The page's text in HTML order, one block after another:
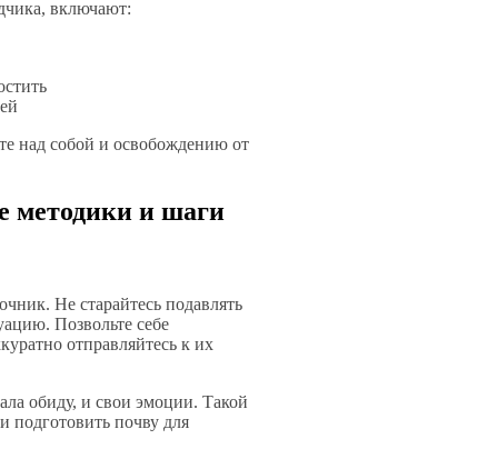
включают:
над собой и освобождению от
методики и шаги
Не старайтесь подавлять
Позвольте себе
отправляйтесь к их
обиду, и свои эмоции. Такой
подготовить почву для